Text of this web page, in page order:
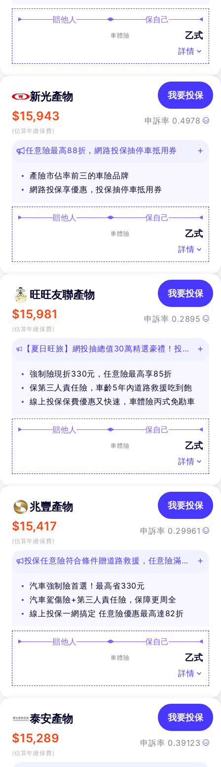
賠他人 保自己
車體險 乙式
詳情
新光產物
$15,943
(估算年繳保費)
申訴率 0.4978
我要投保
任意險最高88折，網路投保抽停車抵用券
產險市佔率前三的車險品牌
網路投保享優惠，投保抽停車抵用券
賠他人 保自己
車體險 乙式
詳情
旺旺友聯產物
$15,981
(估算年繳保費)
申訴率 0.2895
我要投保
【夏日旺旅】網投抽總值30萬精選豪禮！投保
強制險現折330元，任意險最高享85折
保第三人責任險，車齡5年內道路救援吃到飽
線上投保保費優惠又快速，車體險丙式免勘車
賠他人 保自己
車體險 乙式
詳情
兆豐產物
$15,417
(估算年繳保費)
申訴率 0.29961
我要投保
投保任意險符合條件贈道路救援，任意險滿
汽車強制險首選！最高省330元
汽車駕傷險+第三人責任險，保障更周全
線上投保一網搞定 任意險優惠最高達82折
賠他人 保自己
車體險 乙式
詳情
泰安產物
$15,289
(估算年繳保費)
申訴率 0.39123
我要投保